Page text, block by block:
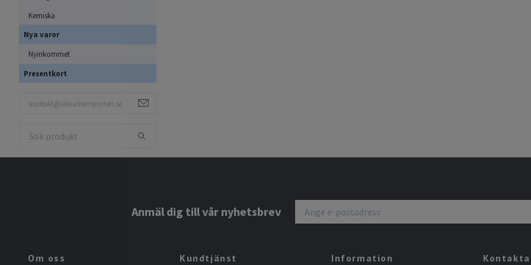
Kemiska
Nya varor
Nyinkommet
Presentkort
Anmäl dig till vår nyhetsbrev
Om oss Kundtjänst Information